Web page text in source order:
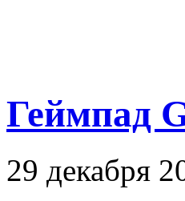
Геймпад
29 декабря